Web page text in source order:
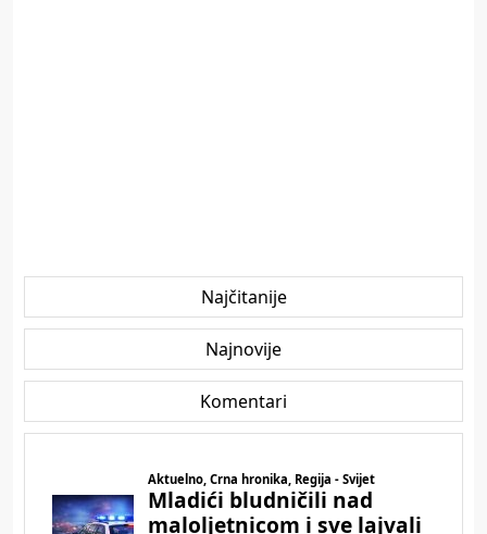
Najčitanije
Najnovije
Komentari